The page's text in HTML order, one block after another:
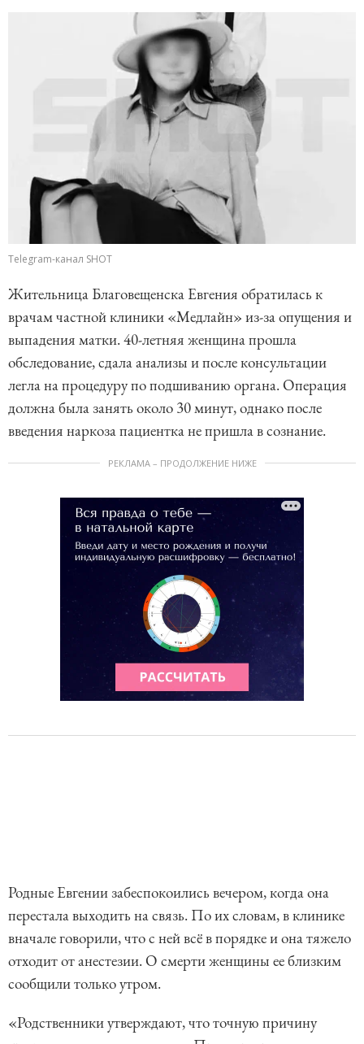
Telegram-канал SHOT
Жительница Благовещенска Евгения обратилась к
врачам частной клиники «Медлайн» из-за опущения и
выпадения матки. 40-летняя женщина прошла
обследование, сдала анализы и после консультации
легла на процедуру по подшиванию органа. Операция
должна была занять около 30 минут, однако после
введения наркоза пациентка не пришла в сознание.
РЕКЛАМА – ПРОДОЛЖЕНИЕ НИЖЕ
Родные Евгении забеспокоились вечером, когда она
перестала выходить на связь. По их словам, в клинике
вначале говорили, что с ней всё в порядке и она тяжело
отходит от анестезии. О смерти женщины ее близким
сообщили только утром.
«Родственники утверждают, что точную причину